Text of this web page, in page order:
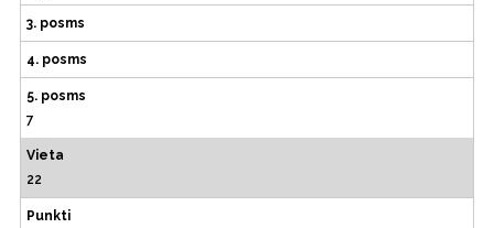
3. posms
4. posms
5. posms
7
Vieta
22
Punkti